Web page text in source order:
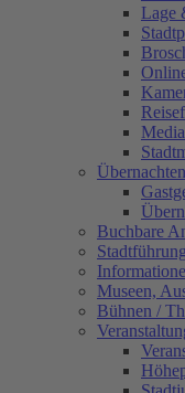
Lage
Übernachten
Buchbare
Museen,
Bühnen /